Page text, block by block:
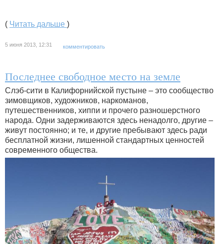
( Читать дальше )
5 июня 2013, 12:31 комментировать
Последнее свободное место на земле
Слэб-сити в Калифорнийской пустыне – это сообщество
зимовщиков, художников, наркоманов,
путешественников, хиппи и прочего разношерстного
народа. Одни задерживаются здесь ненадолго, другие –
живут постоянно; и те, и другие пребывают здесь ради
бесплатной жизни, лишенной стандартных ценностей
современного общества.